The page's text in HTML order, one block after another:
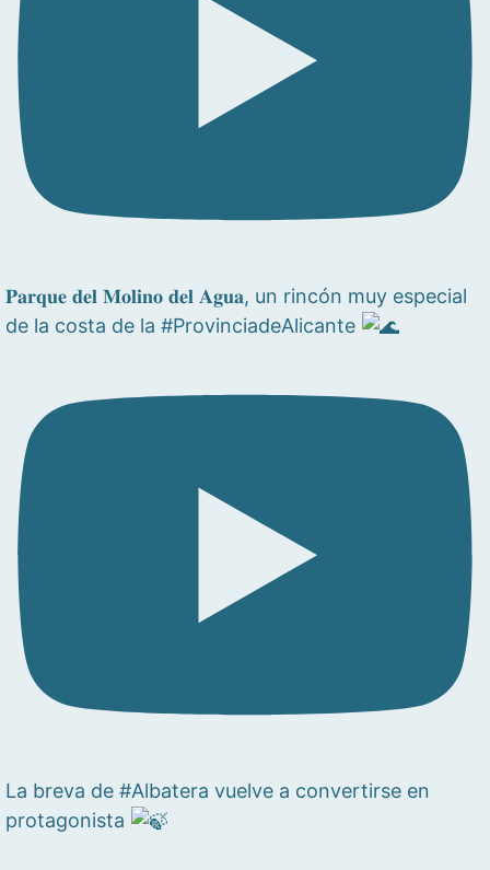
𝐏𝐚𝐫𝐪𝐮𝐞 𝐝𝐞𝐥 𝐌𝐨𝐥𝐢𝐧𝐨 𝐝𝐞𝐥 𝐀𝐠𝐮𝐚, un rincón muy especial
de la costa de la #ProvinciadeAlicante
La breva de #Albatera vuelve a convertirse en
protagonista